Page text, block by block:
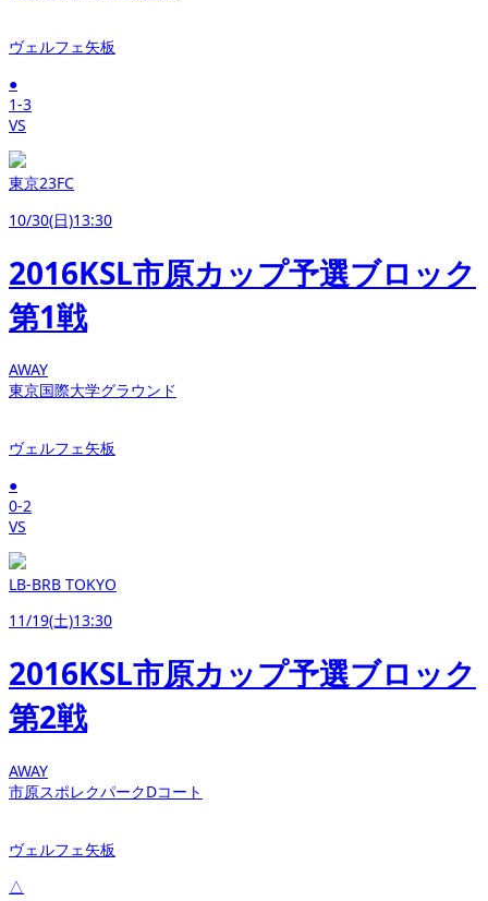
ヴェルフェ矢板
●
1-3
VS
東京23FC
10/30(日)13:30
2016KSL市原カップ予選ブロック
第1戦
AWAY
東京国際大学グラウンド
ヴェルフェ矢板
●
0-2
VS
LB-BRB TOKYO
11/19(土)13:30
2016KSL市原カップ予選ブロック
第2戦
AWAY
市原スポレクパークDコート
ヴェルフェ矢板
△